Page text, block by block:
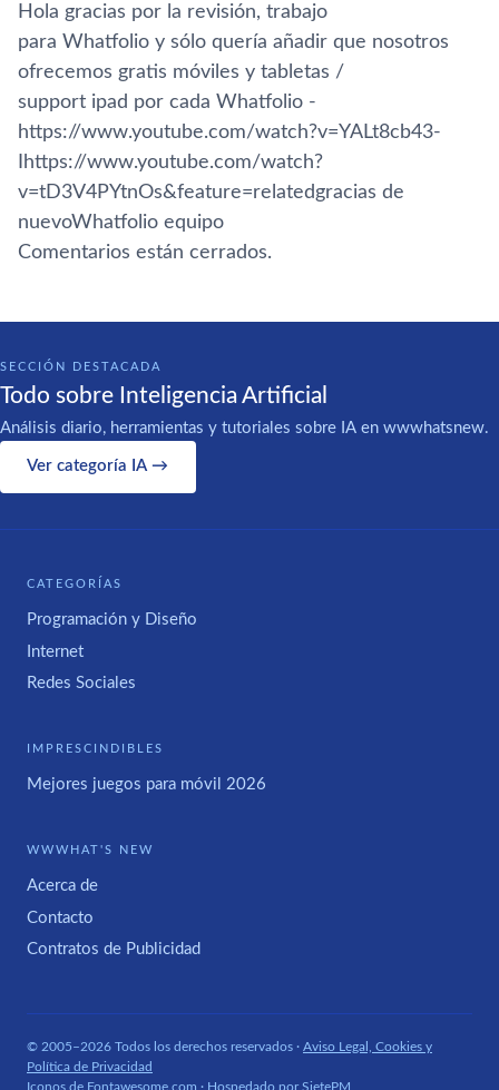
Hola gracias por la revisión, trabajo
para Whatfolio y sólo querí­a añadir que nosotros
ofrecemos gratis móviles y tabletas /
support ipad por cada Whatfolio -
https://www.youtube.com/watch?v=YALt8cb43-
Ihttps://www.youtube.com/watch?
v=tD3V4PYtnOs&feature=relatedgracias de
nuevoWhatfolio equipo
Comentarios están cerrados.
SECCIÓN DESTACADA
Todo sobre Inteligencia Artificial
Análisis diario, herramientas y tutoriales sobre IA en wwwhatsnew.
Ver categoría IA →
CATEGORÍAS
Programación y Diseño
Internet
Redes Sociales
IMPRESCINDIBLES
Mejores juegos para móvil 2026
WWWHAT'S NEW
Acerca de
Contacto
Contratos de Publicidad
© 2005–2026 Todos los derechos reservados · Aviso Legal, Cookies y
Política de Privacidad
Iconos de Fontawesome.com · Hospedado porSietePM